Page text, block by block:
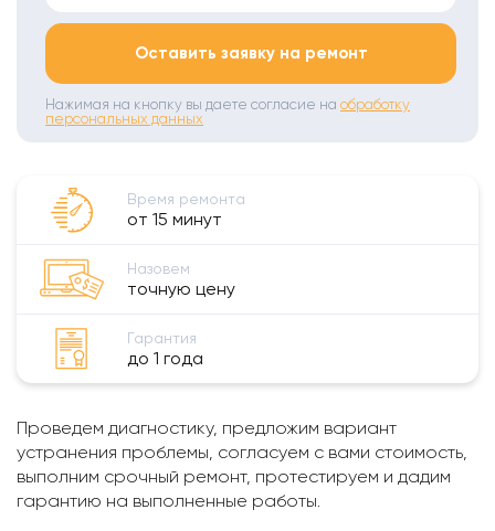
Оставить заявку на ремонт
Нажимая на кнопку вы даете согласие на обработку
персональных данных
Время ремонта
от 15 минут
Назовем
точную цену
Гарантия
до 1 года
Проведем диагностику, предложим вариант
устранения проблемы, согласуем с вами стоимость,
выполним срочный ремонт, протестируем и дадим
гарантию на выполненные работы.